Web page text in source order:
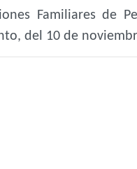
Familiares de
del 10 de